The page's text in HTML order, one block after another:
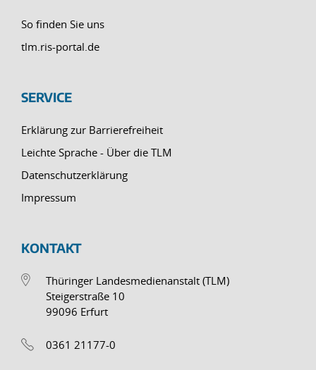
So finden Sie uns
tlm.ris-portal.de
SERVICE
Erklärung zur Barrierefreiheit
Leichte Sprache - Über die TLM
Datenschutzerklärung
Impressum
KONTAKT
Thüringer Landesmedienanstalt (TLM)
Steigerstraße 10
99096 Erfurt
0361 21177-0